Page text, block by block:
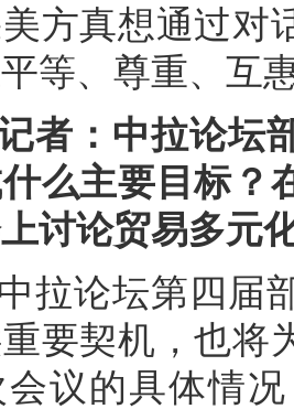
方真想通过对
等、尊重、互
者：中拉论坛
么主要目标？
讨论贸易多元
拉论坛第四届
要契机，也将
议的具体情